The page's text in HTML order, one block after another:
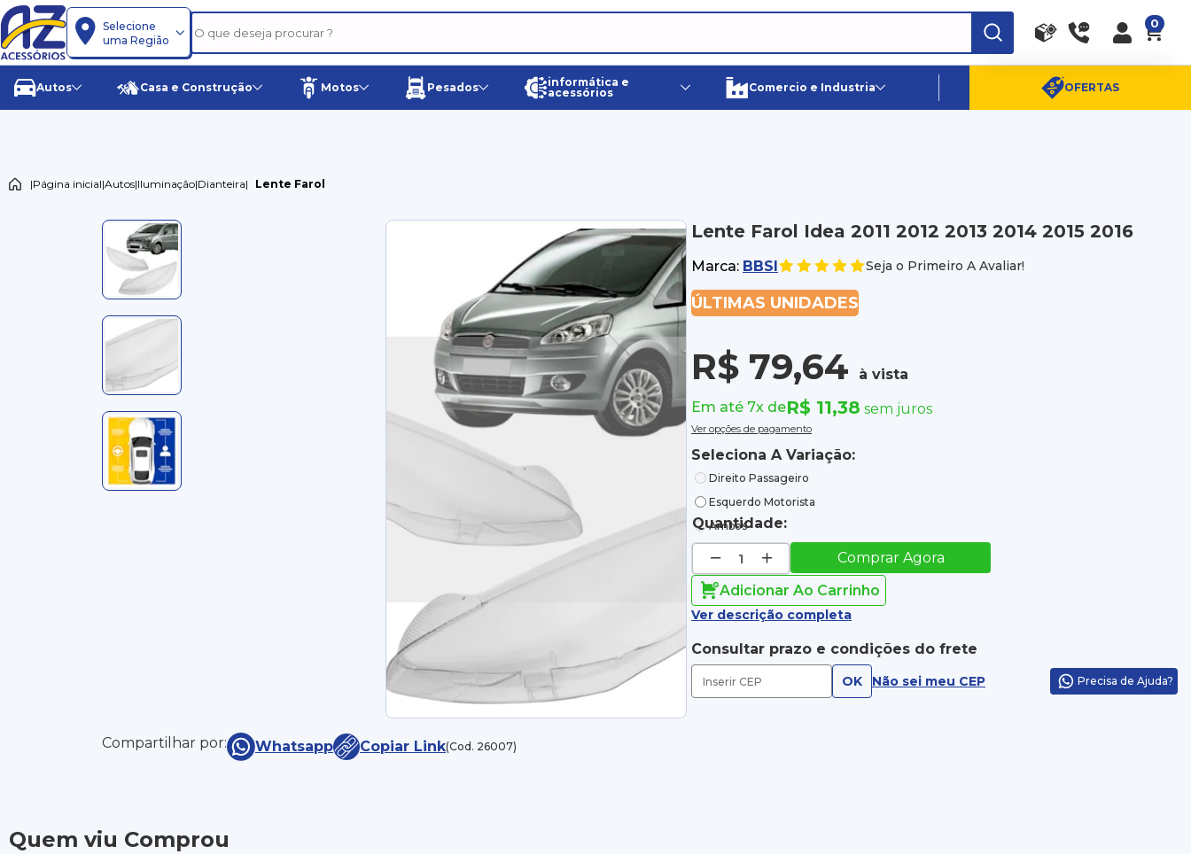
Selecione
uma Região
Canais de Atendimento
(11) 96359-6656
SAC:(11) 4003-0880
0
Autos Casa e Construção Motos Pesados
informática e
acessórios
Comercio e Industria OFERTAS
|Página inicial|Autos|Iluminação|Dianteira| Lente Farol
Compartilhar por: Whatsapp Copiar Link(Cod. 26007)
Lente Farol Idea 2011 2012 2013 2014 2015 2016
Marca: BBSI Seja o Primeiro A Avaliar!
ÚLTIMAS UNIDADES
R$ 79,64
à vista
Em até 7x deR$ 11,38 sem juros
Ver opções de pagamento
Seleciona A Variação:
Direito Passageiro
Esquerdo Motorista
Ambos
Quantidade:
Comprar Agora
Adicionar Ao Carrinho
Ver descrição completa
Consultar prazo e condições do frete
OK Não sei meu CEP Precisa de Ajuda?
Quem viu Comprou